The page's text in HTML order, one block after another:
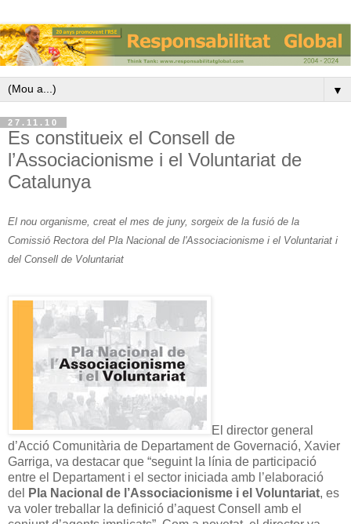
▼
27.11.10
Es constitueix el Consell de
l’Associacionisme i el Voluntariat de
Catalunya
El nou organisme, creat el mes de juny, sorgeix de la fusió de la
Comissió Rectora del Pla Nacional de l'Associacionisme i el Voluntariat i
del Consell de Voluntariat
El director general
d’Acció Comunitària de Departament de Governació, Xavier
Garriga, va destacar que “seguint la línia de participació
entre el Departament i el sector iniciada amb l’elaboració
del
Pla Nacional de l’Associacionisme i el Voluntariat, es
va voler treballar la definició d’aquest Consell amb el